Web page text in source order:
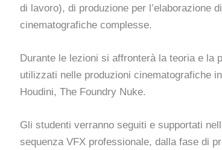
di lavoro), di produzione per l’elaborazione
cinematografiche complesse.
Durante le lezioni si affronterà la teoria e la
utilizzati nelle produzioni cinematografiche
Houdini, The Foundry Nuke.
Gli studenti verranno seguiti e supportati
sequenza VFX professionale, dalla fase di